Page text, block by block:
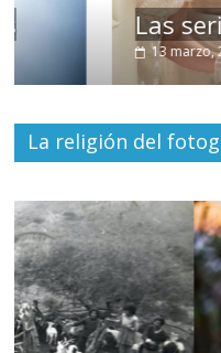
Las series-
13 marzo, 2026 Julio
La religión del